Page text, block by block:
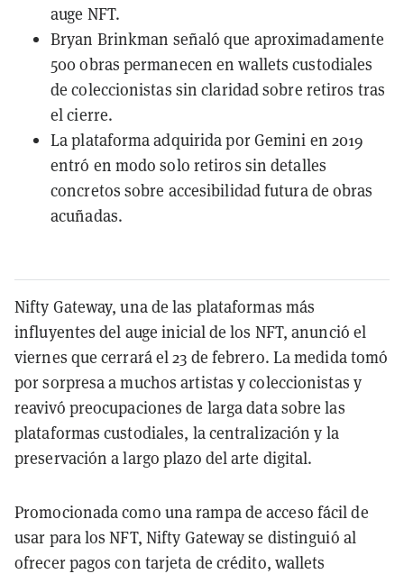
auge NFT.
Bryan Brinkman señaló que aproximadamente
500 obras permanecen en wallets custodiales
de coleccionistas sin claridad sobre retiros tras
el cierre.
La plataforma adquirida por Gemini en 2019
entró en modo solo retiros sin detalles
concretos sobre accesibilidad futura de obras
acuñadas.
Nifty Gateway, una de las plataformas más
influyentes del auge inicial de los NFT, anunció el
viernes que cerrará el 23 de febrero. La medida tomó
por sorpresa a muchos artistas y coleccionistas y
reavivó preocupaciones de larga data sobre las
plataformas custodiales, la centralización y la
preservación a largo plazo del arte digital.
Promocionada como una rampa de acceso fácil de
usar para los NFT, Nifty Gateway se distinguió al
ofrecer pagos con tarjeta de crédito, wallets